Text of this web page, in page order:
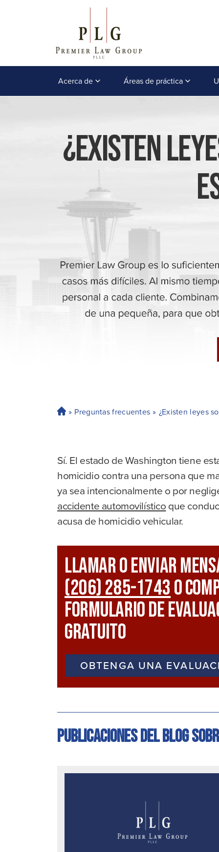
Acerca de Áreas de práctica
¿Existen
H » Preguntas frecuentes » ¿Existen leyes
Sí. El estado de Washington tiene
homicidio contra una persona que
ya sea intencionalmente o por
accidente automovilísticoque
acusa de homicidio vehicular.
Llamar O Enviar
(206) 285-1743O
Formulario De
Gratuito
OBTENGA UNA
Publicaciones del blog